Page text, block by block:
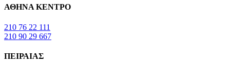
ΑΘΗΝΑ ΚΕΝΤΡΟ
210 76 22 111
210 90 29 667
ΠΕΙΡΑΙΑΣ